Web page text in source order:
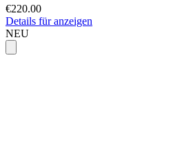
€220.00
Details für anzeigen
NEU